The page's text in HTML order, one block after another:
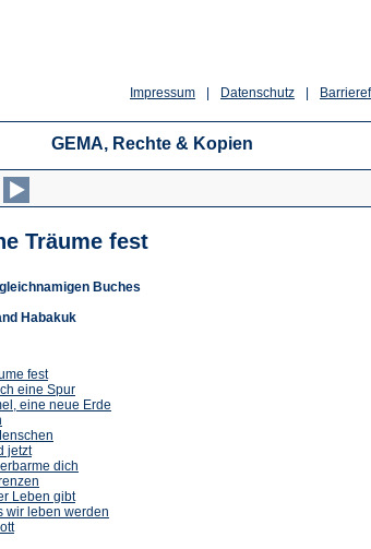
Datenschutz
Impressum
GEMA, Rechte & Kopien
Träume fest
Buches
Habakuk
fest
eine Spur
eine neue Erde
jetzt
dich
Leben gibt
wir leben werden